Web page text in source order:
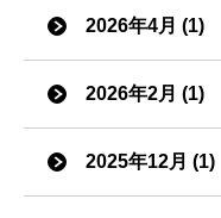
2026年4月 (1)
2026年2月 (1)
2025年12月 (1)